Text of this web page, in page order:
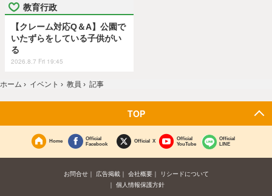
教育行政
【クレーム対応Q＆A】公園で
いたずらをしている子供がい
る
2026.8.7 Fri 19:45
ホーム › イベント › 教員 › 記事
TOP
Home
Official
Facebook
Official X
Official
YouTube
Official
LINE
お問合せ 広告掲載 会社概要
リシードについて
個人情報保護方針